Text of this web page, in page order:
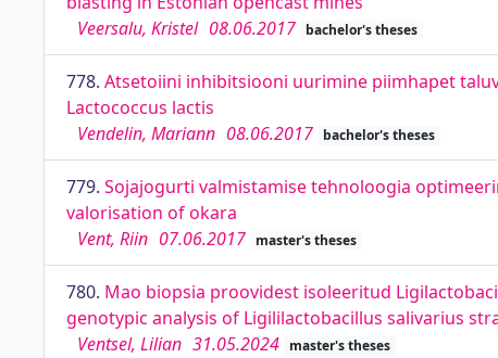
Veersalu, Kristel 08.06.2017 bachelor's theses
778. Atsetoiini inhibitsiooni uurimine piimhapet
Lactococcus lactis
Vendelin, Mariann 08.06.2017 bachelor's theses
779. Sojajogurti valmistamise tehnoloogia
valorisation of okara
Vent, Riin 07.06.2017 master's theses
780. Mao biopsia proovidest isoleeritud
genotypic analysis of Ligililactobacillus salivarius
Ventsel, Lilian 31.05.2024 master's theses